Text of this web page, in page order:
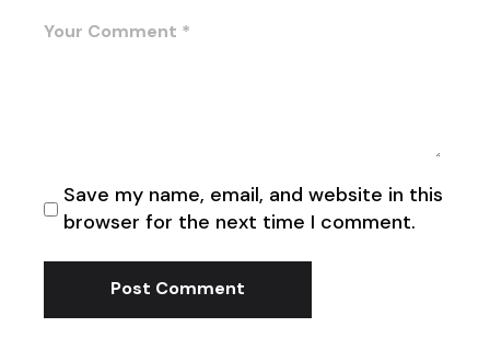
Save my name, email, and website in this
browser for the next time I comment.
Post Comment